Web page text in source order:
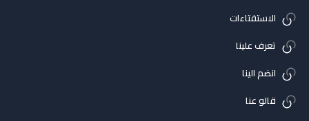
الاستفتاءات
تعرف علينا
انضم الينا
قالو عنا